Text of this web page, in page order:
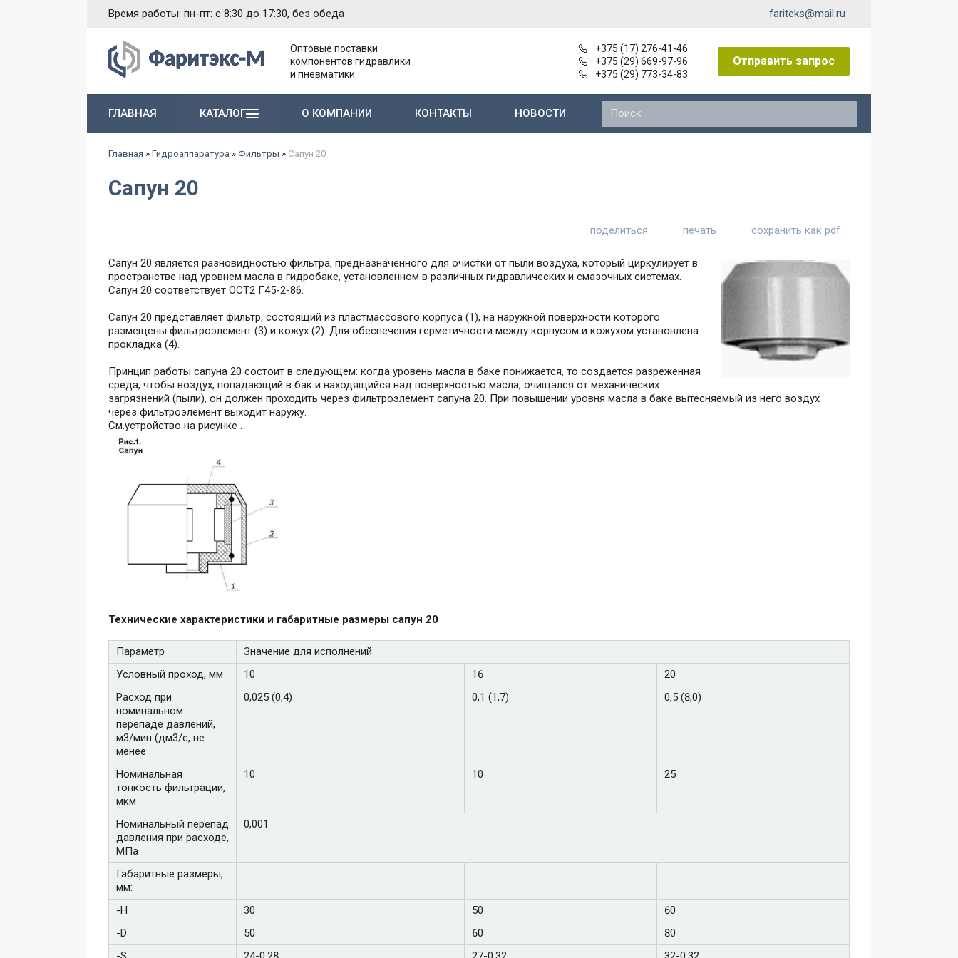
Время работы: пн-пт: с 8:30 до 17:30, без обеда fariteks@mail.ru
Оптовые поставки
компонентов гидравлики
и пневматики
+375 (17) 276-41-46
+375 (29) 669-97-96
+375 (29) 773-34-83
Отправить запрос
ГЛАВНАЯ КАТАЛОГ О КОМПАНИИ КОНТАКТЫ НОВОСТИ
Главная » Гидроаппаратура » Фильтры » Сапун 20
Сапун 20
поделиться печать сохранить как pdf
Сапун 20 является разновидностью фильтра, предназначенного для очистки от пыли воздуха, который циркулирует в
пространстве над уровнем масла в гидробаке, установленном в различных гидравлических и смазочных системах.
Сапун 20 соответствует ОСТ2 Г45-2-86.
Сапун 20 представляет фильтр, состоящий из пластмассового корпуса (1), на наружной поверхности которого
размещены фильтроэлемент (3) и кожух (2). Для обеспечения герметичности между корпусом и кожухом установлена
прокладка (4).
Принцип работы сапуна 20 состоит в следующем: когда уровень масла в баке понижается, то создается разреженная
среда, чтобы воздух, попадающий в бак и находящийся над поверхностью масла, очищался от механических
загрязнений (пыли), он должен проходить через фильтроэлемент сапуна 20. При повышении уровня масла в баке вытесняемый из него воздух
через фильтроэлемент выходит наружу.
См.устройство на рисунке .
Технические характеристики и габаритные размеры сапун 20
Параметр
Значение для исполнений
Условный проход, мм
10 16
20
Расход при
номинальном
перепаде давлений,
м3/мин (дм3/с, не
менее
0,025 (0,4) 0,1 (1,7) 0,5 (8,0)
Номинальная
тонкость фильтрации,
мкм
10 10 25
Номинальный перепад
давления при расходе,
МПа
0,001
Габаритные размеры,
мм:
-H
30 50
60
-D
50 60
80